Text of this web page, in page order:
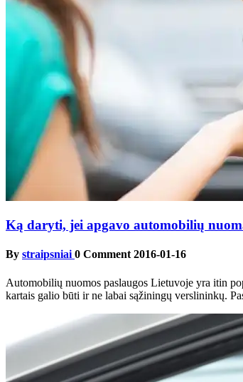
Ką daryti, jei apgavo automobilių
By straipsniai 0 Comment 2016-01-16
Automobilių nuomos paslaugos Lietuvoje yra itin
kartais galio būti ir ne labai sąžiningų verslininkų.